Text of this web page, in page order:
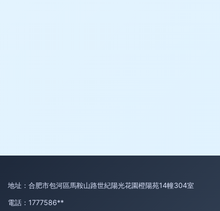
地址：合肥市包河區馬鞍山路世紀陽光花園橙陽苑14幢304室
電話：1777586**